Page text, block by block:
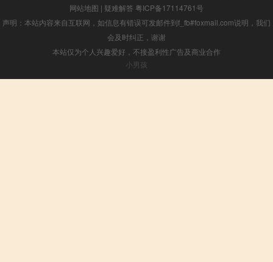
网站地图 | 疑难解答 粤ICP备17114761号
声明：本站内容来自互联网，如信息有错误可发邮件到f_fb#foxmail.com说明，我们
会及时纠正，谢谢
本站仅为个人兴趣爱好，不接盈利性广告及商业合作
小男孩